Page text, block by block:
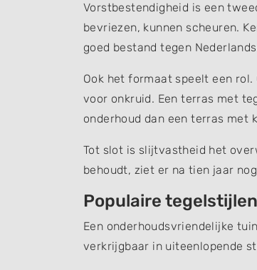
Vorstbestendigheid is een
bevriezen, kunnen scheuren.
goed bestand tegen
Ook het formaat speelt een
voor onkruid. Een terras met
onderhoud dan een terras met
Tot slot is slijtvastheid het
behoudt, ziet er na tien jaar
Populaire
Een onderhoudsvriendelijke
verkrijgbaar in uiteenlopende